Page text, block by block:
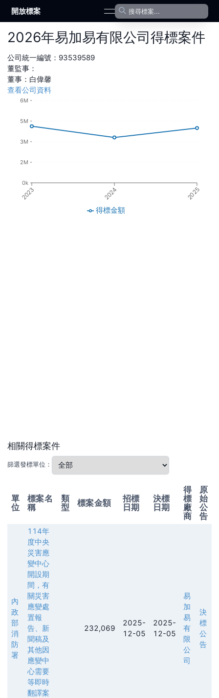
開放標案 open navigation menu
2026年易加易有限公司得標案件
公司統一編號： 93539589
董監事：
董事 ： 白偉馨
查看公司資料
2023 2024 2025
0k
2M
3M
5M
6M
得標金額
相關得標案件
篩選發標單位：
單
位
標案名
稱
類
型
標案金額
招標
日期
決標
日期
得
標
廠
商
原
始
公
告
內
政
部
消
防
署
114年
度中央
災害應
變中心
開設期
間，有
關災害
應變處
置報
告、新
聞稿及
其他因
應變中
心需要
等即時
翻譯案
232,069
2025-
12-05
2025-
12-05
易
加
易
有
限
公
司
決
標
公
告